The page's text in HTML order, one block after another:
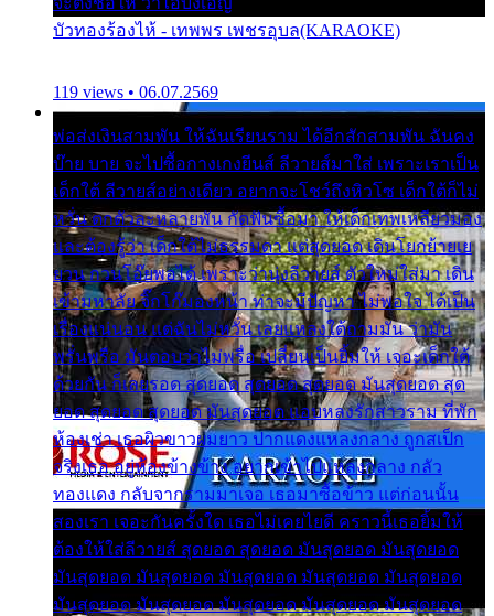
บัวทองร้องไห้ - เทพพร เพชรอุบล(KARAOKE)
119 views • 06.07.2569
พ่อส่งเงินสามพัน ให้ฉันเรียนราม ได้อีกสักสามพัน ฉันคง
บ๊าย บาย จะไปซื้อกางเกงยีนส์ ลีวายส์มาใส่ เพราะเราเป็น
เด็กใต้ ลีวายส์อย่างเดียว อยากจะโชว์ถึงหิวโซ เด็กใต้ก็ไม่
หวั่น ตกตัวละหลายพัน กัดฟันซื้อมา ให้เด็กเทพเหลียวมอง
และต้องรู้ว่า เด็กใต้ไม่ธรรมดา แต่สุดยอด เดินโยกย้ายเย
ยวน กวนโอ๊ยพอได้ เพราะว่านุ่งลีวายส์ ตัวใหม่ใส่มา เดิน
เข้ามหาลัย จิ๊กโก๊มองหน้า ท่าจะมีปัญหา ไม่พอใจ ได้เป็น
เรื่องแน่นอน แต่ฉันไม่หวั่น เลยแหลงใต้ถามมัน ว่ามัน
พรั่นพรือ มันตอบว่าไม่พรื่อ เปลี่ยนเป็นยิ้มให้ เจอะเด็กใต้
ด้วยกัน ก็เลยรอด สุดยอด สุดยอด สุดยอด มันสุดยอด สุด
ยอด สุดยอด สุดยอด มันสุดยอด แอบหลงรักสาวราม ที่พัก
ห้องเช่า เธอผิวขาวผมยาว ปากแดงแหลงกลาง ถูกสเป็ก
จริงเธอ อยู่ห้องข้างข้าง อยากเข้าไปแหลงกลาง กลัว
ทองแดง กลับจากรามมาเจอ เธอมาซื้อข้าว แต่ก่อนนั้น
สองเรา เจอะกันครั้งใด เธอไม่เคยไยดี คราวนี้เธอยิ้มให้
ต้องให้ใส่ลีวายส์ สุดยอด สุดยอด มันสุดยอด มันสุดยอด
มันสุดยอด มันสุดยอด มันสุดยอด มันสุดยอด มันสุดยอด
มันสุดยอด มันสุดยอด มันสุดยอด มันสุดยอด มันสุดยอด